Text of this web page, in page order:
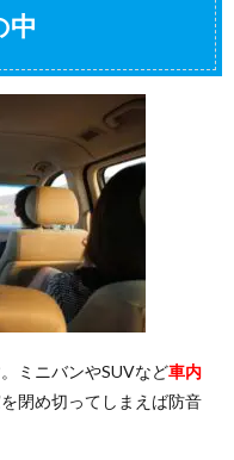
中
ミニバンやSUVなど車内
閉め切ってしまえば防音